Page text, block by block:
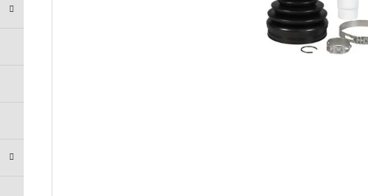
PALIVOVÉ
AM
10 900 Kč